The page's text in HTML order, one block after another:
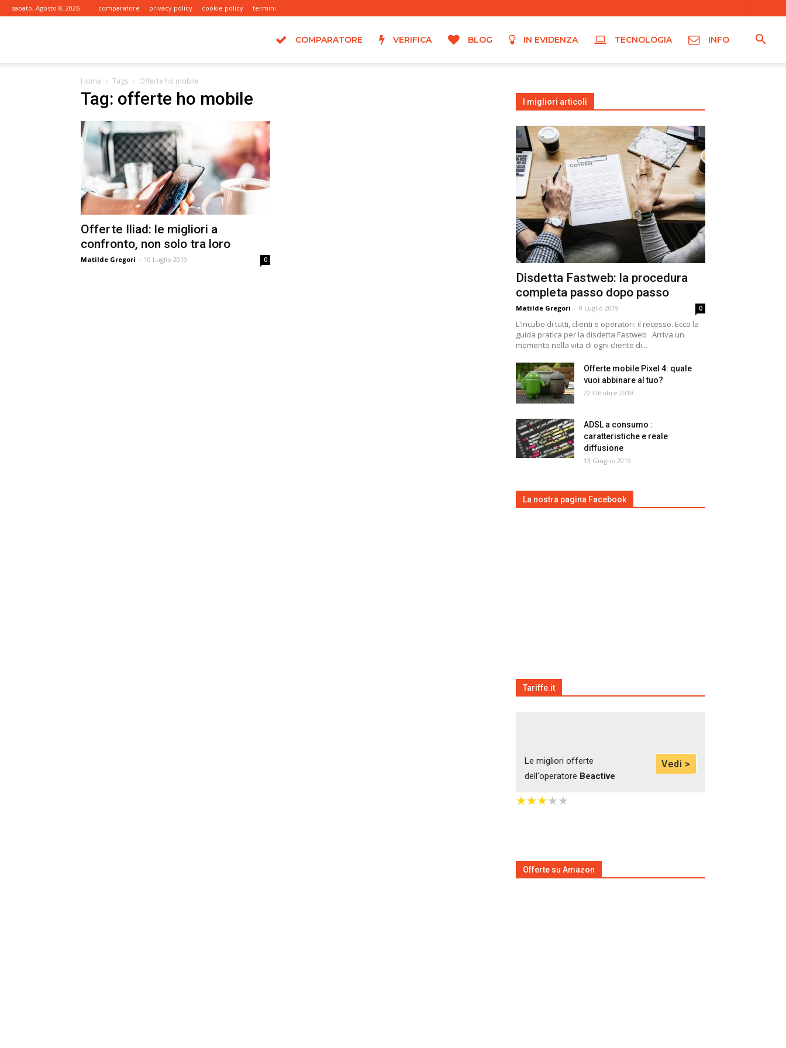
sabato, Agosto 8, 2026 comparatore privacy policy cookie policy termini
COMPARATORE VERIFICA BLOG IN EVIDENZA TECNOLOGIA INFO
Home Tags Offerte ho mobile
Tag: offerte ho mobile
Offerte Iliad: le migliori a
confronto, non solo tra loro
Matilde Gregori - 10 Luglio 2019 0
I migliori articoli
Disdetta Fastweb: la procedura
completa passo dopo passo
Matilde Gregori - 9 Luglio 2019 0
L'incubo di tutti, clienti e operatori: il recesso. Ecco la
guida pratica per la disdetta Fastweb Arriva un
momento nella vita di ogni cliente di...
Offerte mobile Pixel 4: quale
vuoi abbinare al tuo?
22 Ottobre 2019
ADSL a consumo :
caratteristiche e reale
diffusione
13 Giugno 2019
La nostra pagina Facebook
Tariffe.it
Le migliori offerte
dell'operatore Beactive
Vedi >
★★★★★
★★★★★
Offerte su Amazon